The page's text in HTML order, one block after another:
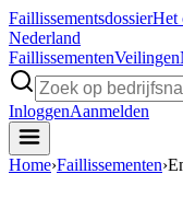
FaillissementsdossierHet
Nederland
FaillissementenVeilingen
InloggenAanmelden
Home›Faillissementen›